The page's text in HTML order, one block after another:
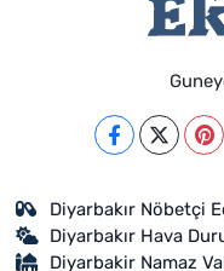
Diyarbakır Nöbetçi
Diyarbakır Hava
Diyarbakir Namaz